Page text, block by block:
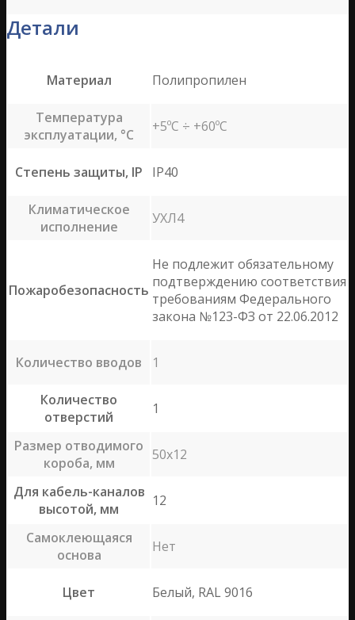
Детали
Материал Полипропилен
Температура
эксплуатации, °С
+5ºС ÷ +60ºС
Степень защиты, IP IP40
Климатическое
исполнение
УХЛ4
Пожаробезопасность
Не подлежит обязательному
подтверждению соответствия
требованиям Федерального
закона №123-ФЗ от 22.06.2012
Количество вводов 1
Количество
отверстий
1
Размер отводимого
короба, мм
50х12
Для кабель-каналов
высотой, мм
12
Самоклеющаяся
основа
Нет
Цвет Белый, RAL 9016